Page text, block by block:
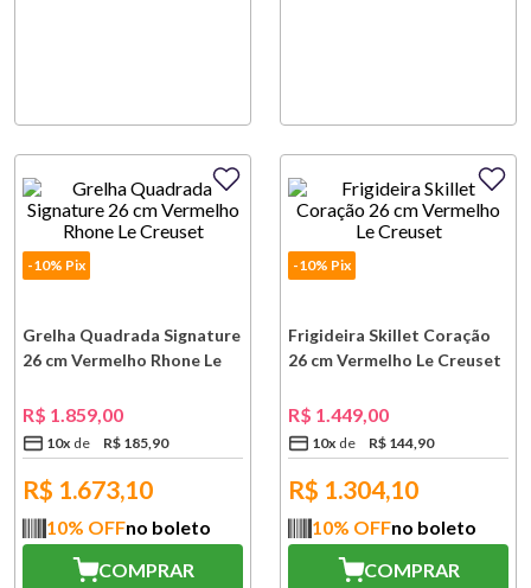
-10% Pix
Grelha Quadrada Signature
26 cm Vermelho Rhone Le
R$ 1.859,00
10x R$ 185,90
R$ 1.673,10
10% OFFno boleto
COMPRAR
-10% Pix
Frigideira Skillet Coração
26 cm Vermelho Le Creuset
R$ 1.449,00
10x R$ 144,90
R$ 1.304,10
10% OFFno boleto
COMPRAR